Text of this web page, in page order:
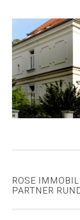
ROSE
PARTNER